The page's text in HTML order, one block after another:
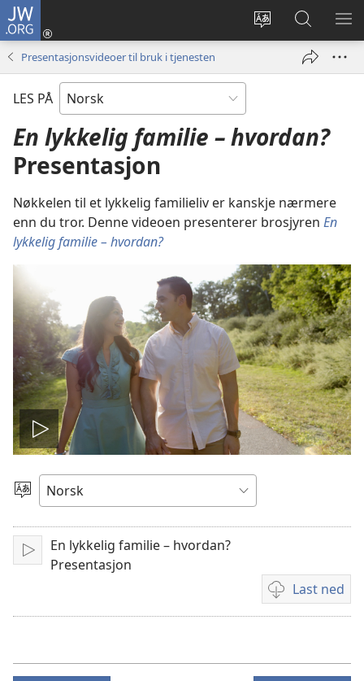
JW.ORG
Endre
Logg
inn
vindu)
Søk
på
JW.ORG
VIS
Presentasjonsvideoer til bruk i tjenesten
LES PÅ
En lykkelig familie – hvordan?
Presentasjon
Nøkkelen til et lykkelig familieliv er kanskje nærmere
enn du tror. Denne videoen presenterer brosjyren En
lykkelig familie – hvordan?
Spill
video
Velg
språk
Spill
En lykkelig familie – hvordan?
Presentasjon
Last ned
for